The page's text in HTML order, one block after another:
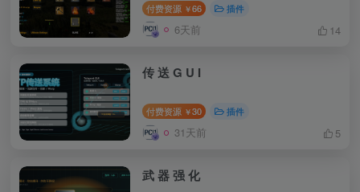
付费资源 ￥66 插件
6天前 14
传 送 G U I
付费资源 ￥30 插件
31天前 5
武 器 强 化